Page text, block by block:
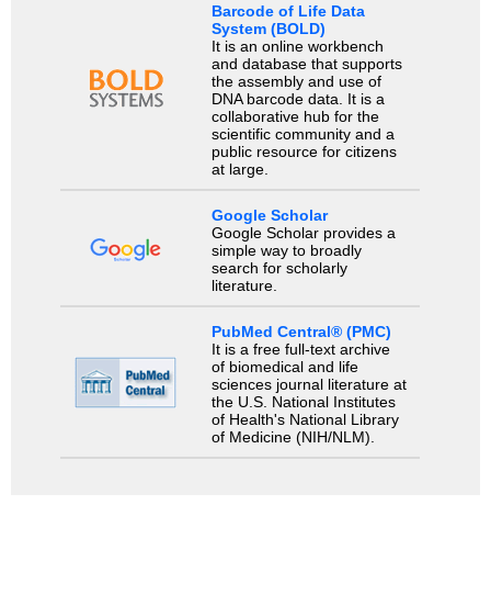
Barcode of Life Data
System (BOLD)
It is an online workbench
and database that supports
the assembly and use of
DNA barcode data. It is a
collaborative hub for the
scientific community and a
public resource for citizens
at large.
Google Scholar
Google Scholar provides a
simple way to broadly
search for scholarly
literature.
PubMed Central® (PMC)
It is a free full-text archive
of biomedical and life
sciences journal literature at
the U.S. National Institutes
of Health's National Library
of Medicine (NIH/NLM).